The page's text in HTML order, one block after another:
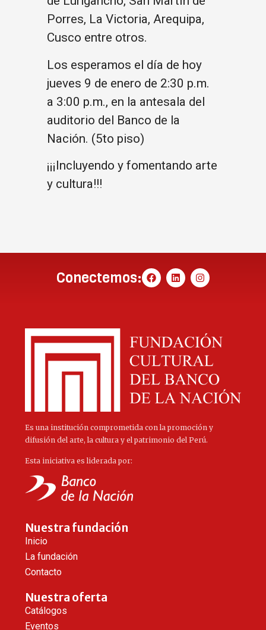
Porres, La Victoria, Arequipa,
Cusco entre otros.
Los esperamos el día de hoy
jueves 9 de enero de 2:30 p.m.
a 3:00 p.m., en la antesala del
auditorio del Banco de la
Nación. (5to piso)
¡¡¡Incluyendo y fomentando arte
y cultura!!!
Conectemos:
Es una institución comprometida con la promoción y
difusión del arte, la cultura y el patrimonio del Perú.
Esta iniciativa es liderada por:
Nuestra fundación
Inicio
La fundación
Contacto
Nuestra oferta
Catálogos
Eventos